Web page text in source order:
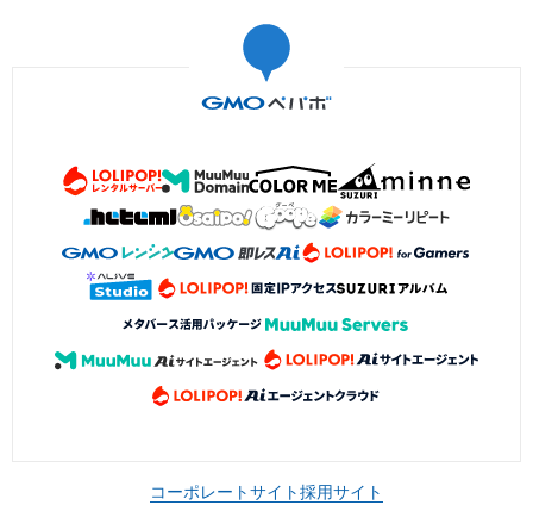
コーポレートサイト採用サイト